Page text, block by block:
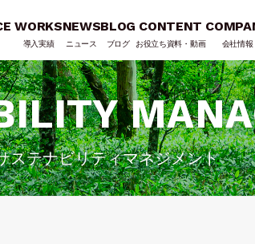
WORKS
導入実績
NEWS
ニュース
BLOG
ブログ
CONTENT
お役立ち資料・動画 会社情報
ステナビリティマネジメント